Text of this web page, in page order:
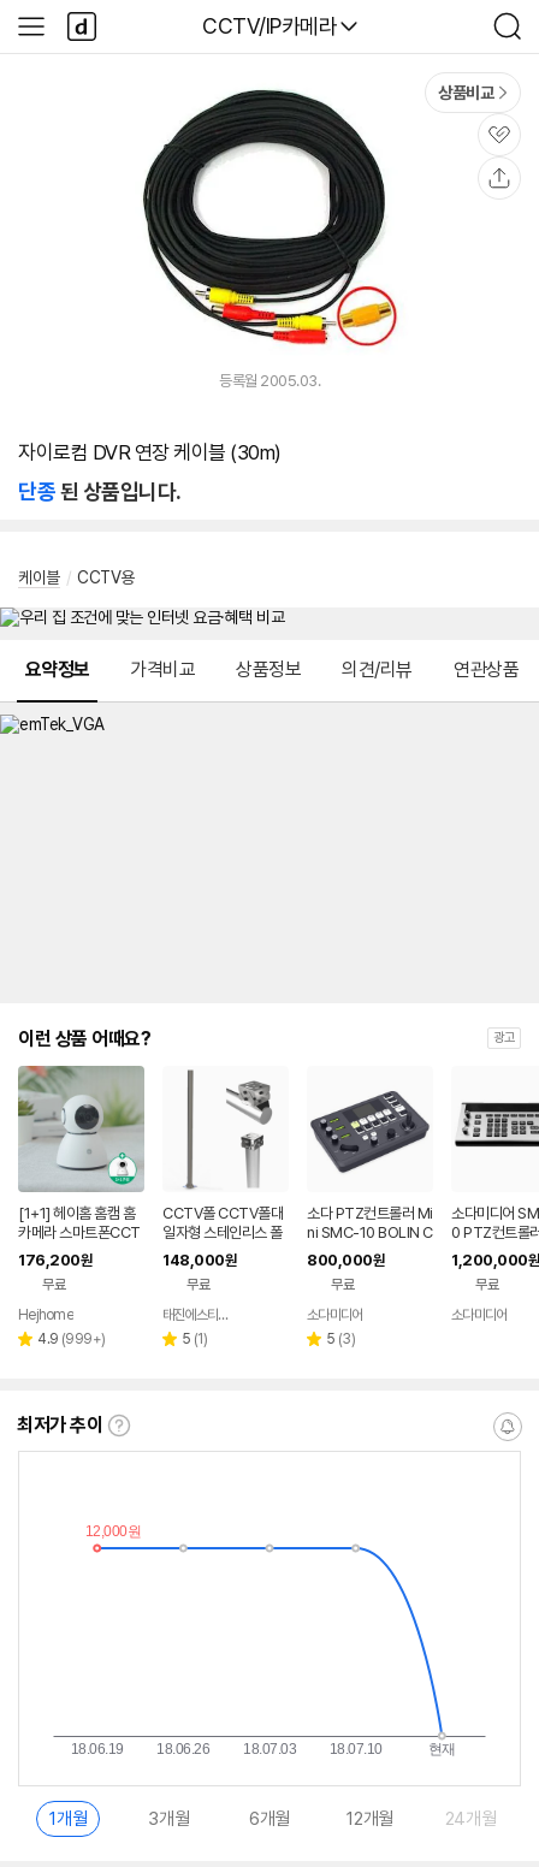
다나와
CCTV/IP카메라
검
색
사
이
다
나
와
상품비교
관
심
등록월 2005.03.
자이로컴 DVR 연장 케이블 (30m)
단종된 상품입니다.
케이블 / CCTV용
요약정보 가격비교 상품정보 의견/리뷰 연관상품
이런 상품 어때요? 광고
[1+1] 헤이홈 홈캠 홈
카메라 스마트폰CCT
V Pro+ 5MP
176,200원
무료
Hejhome
별 4.9 리
(999+)
CCTV폴 CCTV폴대
일자형 스테인리스 폴
대브라켓 4인치 암대
3M 4M
148,000원
무료
태진에스티아이
별 5 리
(1)
소다 PTZ컨트롤러 Mi
ni SMC-10 BOLIN C
UBE SONY 외 모든 I
P카메라
800,000원
무료
소다미디어
별 5 리
(3)
소다미디어
0 PTZ컨트롤
비
1,200,000원
무료
소다미디어
최저가 추이
최
이
란?
알
1개월 3개월 6개월 12개월 24개월